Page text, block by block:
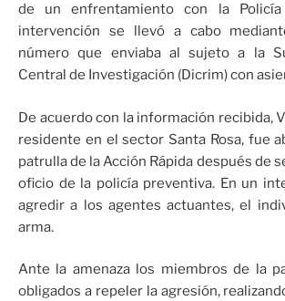
de un enfrentamiento con la Policía
intervención se llevó a cabo
número que enviaba al sujeto a la
Central de Investigación (Dicrim) con
De acuerdo con la información recibida,
residente en el sector Santa Rosa, fue
patrulla de la Acción Rápida después de
oficio de la policía preventiva. En un
agredir a los agentes actuantes, el
arma.
Ante la amenaza los miembros de la
obligados a repeler la agresión,